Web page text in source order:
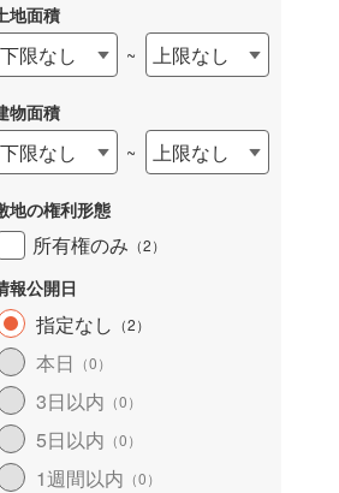
地面積
下限なし ~ 上限なし
物面積
下限なし ~ 上限なし
地の権利形態
所有権のみ （2）
報公開日
指定なし （2）
本日 （0）
3日以内 （0）
5日以内 （0）
1週間以内 （0）